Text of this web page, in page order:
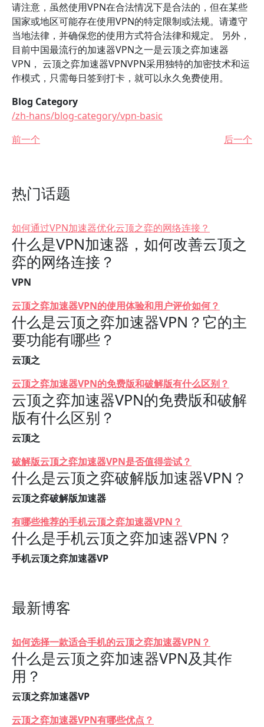
请注意，虽然使用VPN在合法情况下是合法的，但在某些
国家或地区可能存在使用VPN的特定限制或法规。请遵守
当地法律，并确保您的使用方式符合法律和规定。 另外，
目前中国最流行的加速器VPN之一是云顶之弈加速器
VPN， 云顶之弈加速器VPNVPN采用独特的加密技术和运
作模式，只需每日签到打卡，就可以永久免费使用。
Blog Category
/zh-hans/blog-category/vpn-basic
前一个
后一个
热门话题
如何通过VPN加速器优化云顶之弈的网络连接？
什么是VPN加速器，如何改善云顶之
弈的网络连接？
VPN
云顶之弈加速器VPN的使用体验和用户评价如何？
什么是云顶之弈加速器VPN？它的主
要功能有哪些？
云顶之
云顶之弈加速器VPN的免费版和破解版有什么区别？
云顶之弈加速器VPN的免费版和破解
版有什么区别？
云顶之
破解版云顶之弈加速器VPN是否值得尝试？
什么是云顶之弈破解版加速器VPN？
云顶之弈破解版加速器
有哪些推荐的手机云顶之弈加速器VPN？
什么是手机云顶之弈加速器VPN？
手机云顶之弈加速器VP
最新博客
如何选择一款适合手机的云顶之弈加速器VPN？
什么是云顶之弈加速器VPN及其作
用？
云顶之弈加速器VP
云顶之弈加速器VPN有哪些优点？